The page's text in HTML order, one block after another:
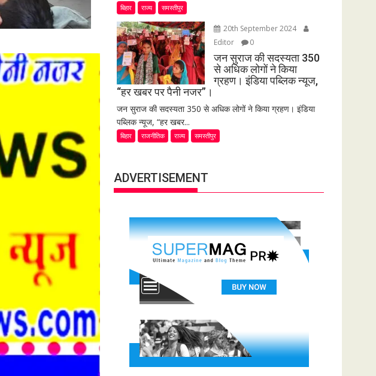
बिहार राज्य समस्तीपुर
20th September 2024
Editor
0
जन सुराज की सदस्यता 350
से अधिक लोगों ने किया
ग्रहण। इंडिया पब्लिक न्यूज,
“हर खबर पर पैनी नजर”।
जन सुराज की सदस्यता 350 से अधिक लोगों ने किया ग्रहण। इंडिया
पब्लिक न्यूज, “हर खबर...
बिहार राजनीतिक राज्य समस्तीपुर
ADVERTISEMENT